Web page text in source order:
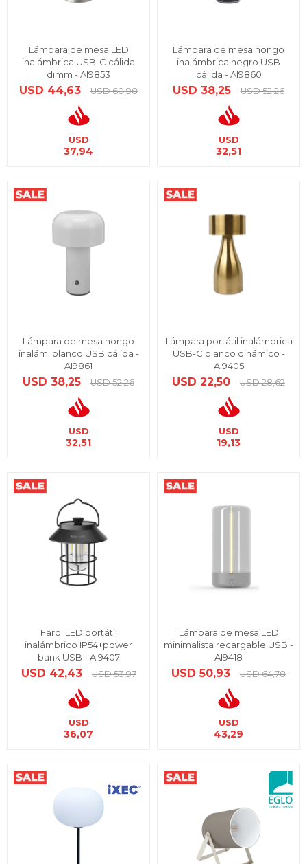
Lámpara de mesa LED
inalámbrica USB-C cálida
dimm - AI9853
USD 44,63 USD 60,98
USD
37,94
Lámpara de mesa hongo
inalámbrica negro USB
cálida - AI9860
USD 38,25 USD 52,26
USD
32,51
Lámpara de mesa hongo
inalám. blanco USB cálida -
AI9861
USD 38,25 USD 52,26
USD
32,51
Lámpara portátil inalámbrica
USB-C blanco dinámico -
AI9405
USD 22,50 USD 28,62
USD
19,13
Farol LED portátil
inalámbrico IP54+power
bank USB - AI9407
USD 42,43 USD 53,97
USD
36,07
Lámpara de mesa LED
minimalista recargable USB -
AI9418
USD 50,93 USD 64,78
USD
43,29